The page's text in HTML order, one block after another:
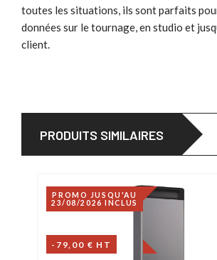
toutes les situations, ils sont parfaits
données sur le tournage, en studio et
client.
PRODUITS SIMILAIRES
PROMO JUSQU'AU
23/08/2026 INCLUS
-79,00 € HT